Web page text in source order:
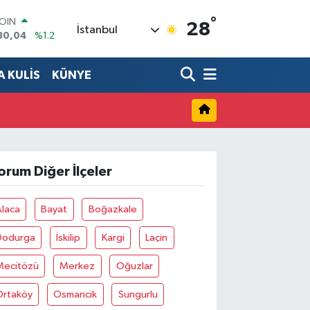
%0.17
%0.35
İstanbul 28°
KULİS KÜNYE
Diğer İlçeler
Bayat Boğazkale
İskilip Kargi Laçin
Merkez Oğuzlar
Osmancik Sungurlu